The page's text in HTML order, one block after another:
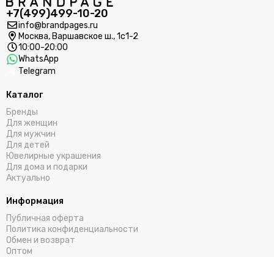
+7(499)499-10-20
info@brandpages.ru
Москва, Варшавское ш., 1с1-2
10:00-20:00
WhatsApp
Telegram
Каталог
Бренды
Для женщин
Для мужчин
Для детей
Ювелирные украшения
Для дома и подарки
Актуально
Информация
Публичная оферта
Политика конфиденциальности
Обмен и возврат
Оптом